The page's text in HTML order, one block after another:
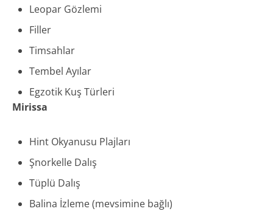
Leopar Gözlemi
Filler
Timsahlar
Tembel Ayılar
Egzotik Kuş Türleri
Mirissa
Hint Okyanusu Plajları
Şnorkelle Dalış
Tüplü Dalış
Balina İzleme (mevsimine bağlı)